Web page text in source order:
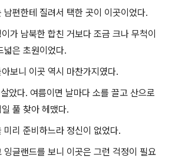
남편한테 질려서 택한 곳이 이곳이었다.
가 남북한 합친 거보다 조금 크나 무척이
넓은 초원이었다.
보니 이곳 역시 마찬가지였다.
았다. 여름이면 날마다 소를 끌고 산으로
풀 찾아 헤맸다.
미리 준비하느라 정신이 없었다.
잉글랜드를 보니 이곳은 그런 걱정이 필요